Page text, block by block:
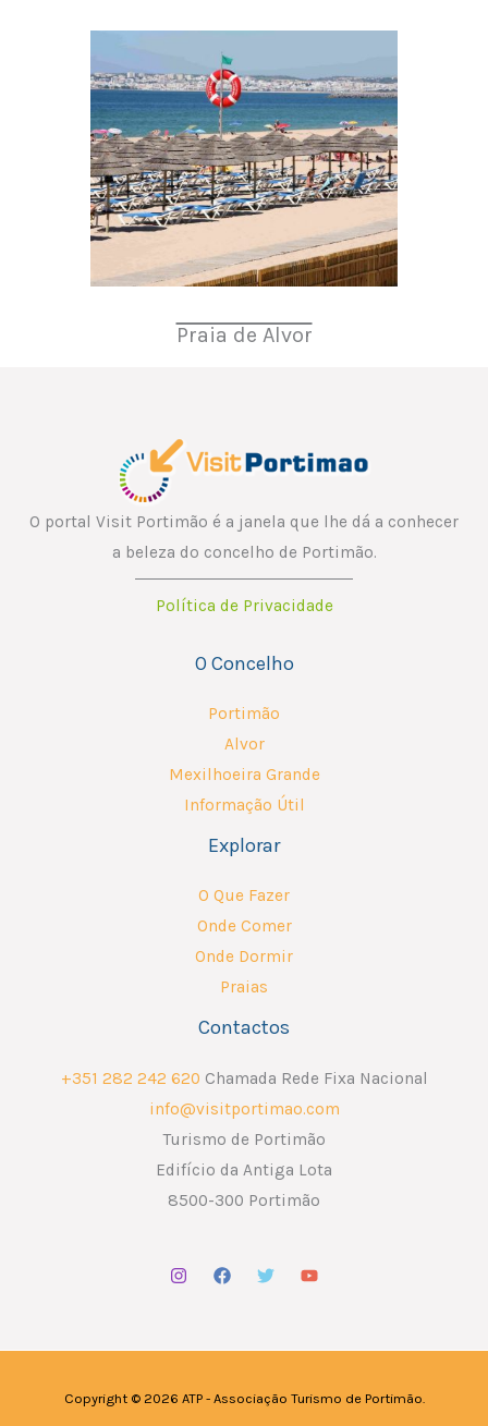
Praia de Alvor
O portal Visit Portimão é a janela que lhe dá a conhecer
a beleza do concelho de Portimão.
Política de Privacidade
O Concelho
Portimão
Alvor
Mexilhoeira Grande
Informação Útil
Explorar
O Que Fazer
Onde Comer
Onde Dormir
Praias
Contactos
+351 282 242 620 Chamada Rede Fixa Nacional
info@visitportimao.com
Turismo de Portimão
Edifício da Antiga Lota
8500-300 Portimão
Copyright © 2026 ATP - Associação Turismo de Portimão.